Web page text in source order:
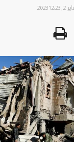
2023 12:23